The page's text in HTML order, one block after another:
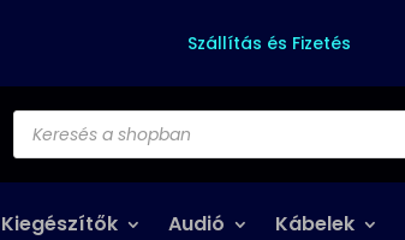
Szállítás és Fizetés
Products
search
Audió Kábelek